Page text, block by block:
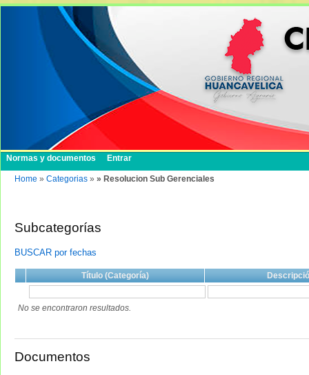
Normas y documentos Entrar
Home » Categorias » » Resolucion Sub Gerenciales
Subcategorías
BUSCAR por fechas
Título (Categoría)
No se encontraron resultados.
Documentos